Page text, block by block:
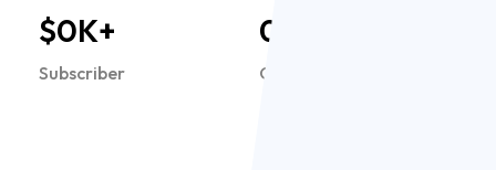
$0K+
Subscriber
0
Our Teem Member